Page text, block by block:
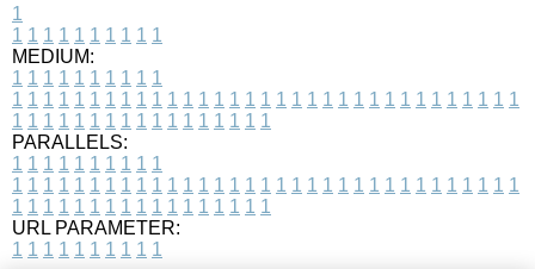
1
1 1 1 1 1 1 1 1 1 1
MEDIUM:
1 1 1 1 1 1 1 1 1 1
1 1 1 1 1 1 1 1 1 1 1 1 1 1 1 1 1 1 1 1 1 1 1 1 1 1 1 1 1 1 1 1 1
1 1 1 1 1 1 1 1 1 1 1 1 1 1 1 1 1
PARALLELS:
1 1 1 1 1 1 1 1 1 1
1 1 1 1 1 1 1 1 1 1 1 1 1 1 1 1 1 1 1 1 1 1 1 1 1 1 1 1 1 1 1 1 1
1 1 1 1 1 1 1 1 1 1 1 1 1 1 1 1 1
URL PARAMETER:
1 1 1 1 1 1 1 1 1 1